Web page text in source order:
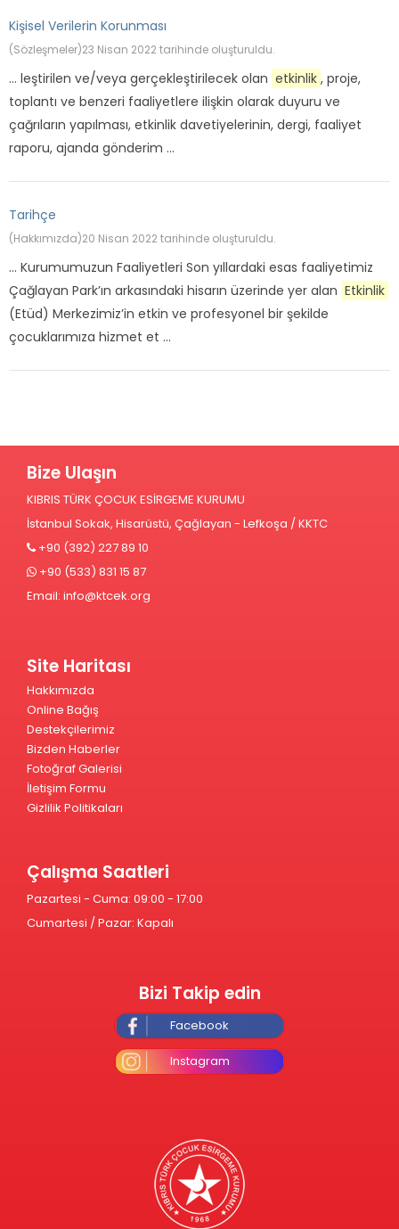
Kişisel Verilerin Korunması
(Sözleşmeler)23 Nisan 2022 tarihinde oluşturuldu.
... leştirilen ve/veya gerçekleştirilecek olan etkinlik , proje,
toplantı ve benzeri faaliyetlere ilişkin olarak duyuru ve
çağrıların yapılması, etkinlik davetiyelerinin, dergi, faaliyet
raporu, ajanda gönderim ...
Tarihçe
(Hakkımızda)20 Nisan 2022 tarihinde oluşturuldu.
... Kurumumuzun Faaliyetleri Son yıllardaki esas faaliyetimiz
Çağlayan Park’ın arkasındaki hisarın üzerinde yer alan Etkinlik
(Etüd) Merkezimiz’in etkin ve profesyonel bir şekilde
çocuklarımıza hizmet et ...
Bize Ulaşın
KIBRIS TÜRK ÇOCUK ESİRGEME KURUMU
İstanbul Sokak, Hisarüstü, Çağlayan - Lefkoşa / KKTC
+90 (392) 227 89 10
+90 (533) 831 15 87
Email: info@ktcek.org
Site Haritası
Hakkımızda
Online Bağış
Destekçilerimiz
Bizden Haberler
Fotoğraf Galerisi
İletişim Formu
Gizlilik Politikaları
Çalışma Saatleri
Pazartesi - Cuma: 09:00 - 17:00
Cumartesi / Pazar: Kapalı
Bizi Takip edin
Facebook
Instagram